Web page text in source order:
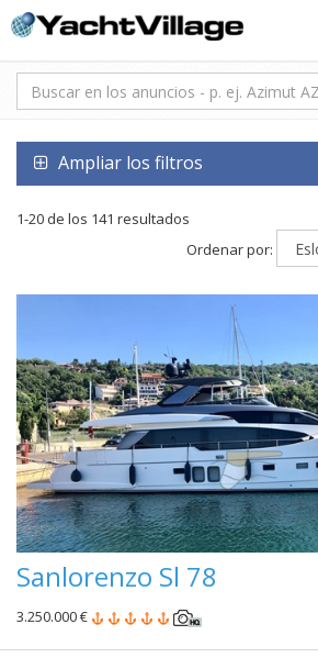
Ampliar los filtros
1-20 de los 141 resultados
Ordenar por:
Sanlorenzo Sl 78
3.250.000 €